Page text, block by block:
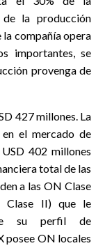
la producción
compañía opera
importantes, se
provenga de
427 millones. La
el mercado de
402 millones
total de las
a las ON Clase
Clase II) que le
su perfil de
posee ON locales